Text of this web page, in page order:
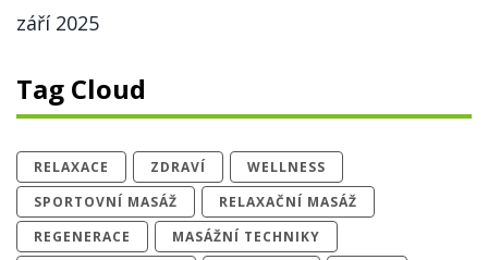
září 2025
Tag Cloud
RELAXACE ZDRAVÍ
WELLNESS
SPORTOVNÍ MASÁŽ
RELAXAČNÍ MASÁŽ
REGENERACE
MASÁŽNÍ TECHNIKY